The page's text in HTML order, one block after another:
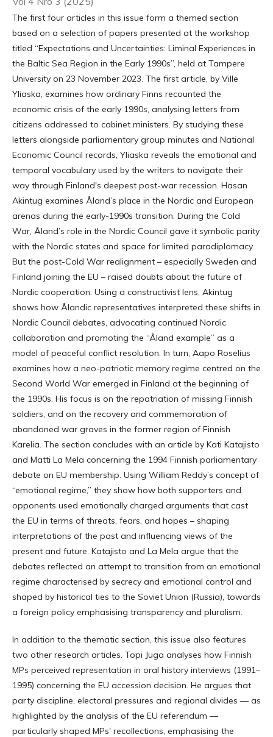
The first four articles in this issue form a themed section
based on a selection of papers presented at the workshop
titled “Expectations and Uncertainties: Liminal Experiences in
the Baltic Sea Region in the Early 1990s”, held at Tampere
University on 23 November 2023. The first article, by Ville
Yliaska, examines how ordinary Finns recounted the
economic crisis of the early 1990s, analysing letters from
citizens addressed to cabinet ministers. By studying these
letters alongside parliamentary group minutes and National
Economic Council records, Yliaska reveals the emotional and
temporal vocabulary used by the writers to navigate their
way through Finland's deepest post-war recession. Hasan
Akintug examines Åland’s place in the Nordic and European
arenas during the early-1990s transition. During the Cold
War, Åland’s role in the Nordic Council gave it symbolic parity
with the Nordic states and space for limited paradiplomacy.
But the post-Cold War realignment – especially Sweden and
Finland joining the EU – raised doubts about the future of
Nordic cooperation. Using a constructivist lens, Akintug
shows how Ålandic representatives interpreted these shifts in
Nordic Council debates, advocating continued Nordic
collaboration and promoting the “Åland example” as a
model of peaceful conflict resolution. In turn, Aapo Roselius
examines how a neo-patriotic memory regime centred on the
Second World War emerged in Finland at the beginning of
the 1990s. His focus is on the repatriation of missing Finnish
soldiers, and on the recovery and commemoration of
abandoned war graves in the former region of Finnish
Karelia. The section concludes with an article by Kati Katajisto
and Matti La Mela concerning the 1994 Finnish parliamentary
debate on EU membership. Using William Reddy’s concept of
“emotional regime,” they show how both supporters and
opponents used emotionally charged arguments that cast
the EU in terms of threats, fears, and hopes – shaping
interpretations of the past and influencing views of the
present and future. Katajisto and La Mela argue that the
debates reflected an attempt to transition from an emotional
regime characterised by secrecy and emotional control and
shaped by historical ties to the Soviet Union (Russia), towards
a foreign policy emphasising transparency and pluralism.
In addition to the thematic section, this issue also features
two other research articles. Topi Juga analyses how Finnish
MPs perceived representation in oral history interviews (1991–
1995) concerning the EU accession decision. He argues that
party discipline, electoral pressures and regional divides — as
highlighted by the analysis of the EU referendum —
particularly shaped MPs' recollections, emphasising the